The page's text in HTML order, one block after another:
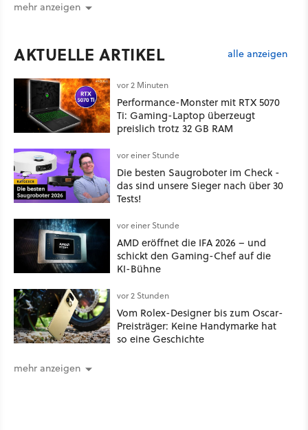
mehr anzeigen
AKTUELLE ARTIKEL alle anzeigen
vor 2 Minuten
Performance-Monster mit RTX 5070
Ti: Gaming-Laptop überzeugt
preislich trotz 32 GB RAM
vor einer Stunde
Die besten Saugroboter im Check -
das sind unsere Sieger nach über 30
Tests!
vor einer Stunde
AMD eröffnet die IFA 2026 – und
schickt den Gaming-Chef auf die
KI-Bühne
vor 2 Stunden
Vom Rolex-Designer bis zum Oscar-
Preisträger: Keine Handymarke hat
so eine Geschichte
mehr anzeigen